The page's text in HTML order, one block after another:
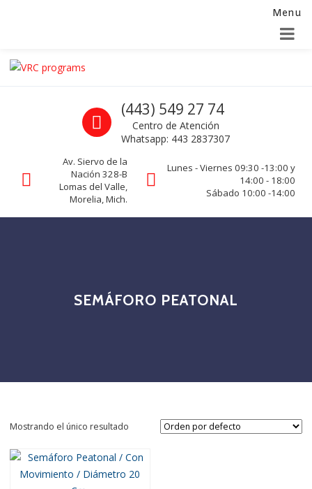
Menu
Skip to navigation
Skip to content
La seguridad de su empresa es nuestro negocio.
Call us
(443) 549 27 74
Centro de Atención
Whatsapp: 443 2837307
Av. Siervo de la
Nación 328-B
Lomas del Valle,
Morelia, Mich.
Lunes - Viernes 09:30 -13:00 y
14:00 - 18:00
Sábado 10:00 -14:00
SEMÁFORO PEATONAL
Mostrando el único resultado